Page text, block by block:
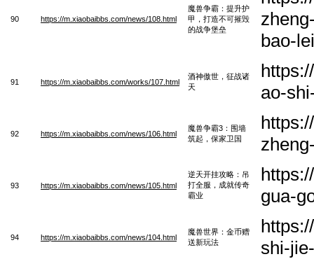
90 https://m.xiaobaibbs.com/news/108.html
魔兽争霸：提升护
甲，打造不可摧毁
的战争堡垒
bao-
91 https://m.xiaobaibbs.com/works/107.html
酒神傲世，征战诸
天
ao-
92 https://m.xiaobaibbs.com/news/106.html
魔兽争霸3：围墙
筑起，保家卫国
93 https://m.xiaobaibbs.com/news/105.html
逆天开挂攻略：吊
打全服，成就传奇
霸业
gua-
94 https://m.xiaobaibbs.com/news/104.html
魔兽世界：金币赠
送新玩法
shi-